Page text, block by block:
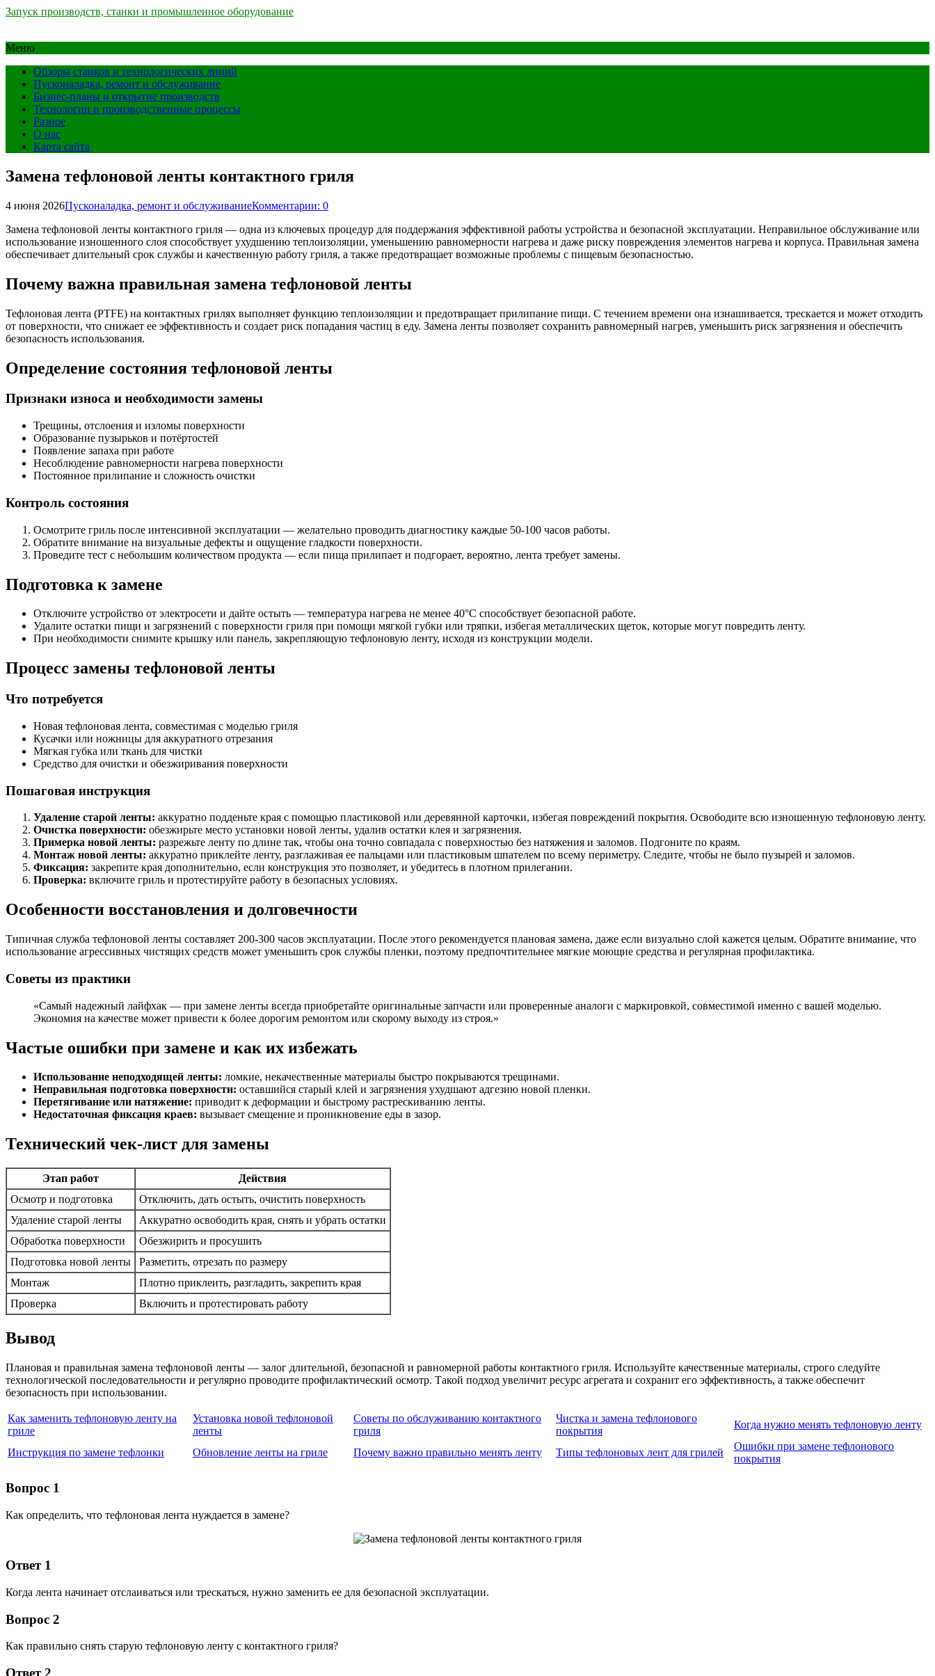
Запуск производств, станки и промышленное оборудование
Меню
Обзоры станков и технологических линий
Пусконаладка, ремонт и обслуживание
Бизнес-планы и открытие производств
Технологии и производственные процессы
Разное
О нас
Карта сайта
Замена тефлоновой ленты контактного гриля
4 июня 2026Пусконаладка, ремонт и обслуживаниеКомментарии: 0
Замена тефлоновой ленты контактного гриля — одна из ключевых процедур для поддержания эффективной работы устройства и безопасной эксплуатации. Неправильное обслуживание или
использование изношенного слоя способствует ухудшению теплоизоляции, уменьшению равномерности нагрева и даже риску повреждения элементов нагрева и корпуса. Правильная замена
обеспечивает длительный срок службы и качественную работу гриля, а также предотвращает возможные проблемы с пищевым безопасностью.
Почему важна правильная замена тефлоновой ленты
Тефлоновая лента (PTFE) на контактных грилях выполняет функцию теплоизоляции и предотвращает прилипание пищи. С течением времени она изнашивается, трескается и может отходить
от поверхности, что снижает ее эффективность и создает риск попадания частиц в еду. Замена ленты позволяет сохранить равномерный нагрев, уменьшить риск загрязнения и обеспечить
безопасность использования.
Определение состояния тефлоновой ленты
Признаки износа и необходимости замены
Трещины, отслоения и изломы поверхности
Образование пузырьков и потёртостей
Появление запаха при работе
Несоблюдение равномерности нагрева поверхности
Постоянное прилипание и сложность очистки
Контроль состояния
Осмотрите гриль после интенсивной эксплуатации — желательно проводить диагностику каждые 50-100 часов работы.
Обратите внимание на визуальные дефекты и ощущение гладкости поверхности.
Проведите тест с небольшим количеством продукта — если пища прилипает и подгорает, вероятно, лента требует замены.
Подготовка к замене
Отключите устройство от электросети и дайте остыть — температура нагрева не менее 40°C способствует безопасной работе.
Удалите остатки пищи и загрязнений с поверхности гриля при помощи мягкой губки или тряпки, избегая металлических щеток, которые могут повредить ленту.
При необходимости снимите крышку или панель, закрепляющую тефлоновую ленту, исходя из конструкции модели.
Процесс замены тефлоновой ленты
Что потребуется
Новая тефлоновая лента, совместимая с моделью гриля
Кусачки или ножницы для аккуратного отрезания
Мягкая губка или ткань для чистки
Средство для очистки и обезжиривания поверхности
Пошаговая инструкция
Удаление старой ленты: аккуратно подденьте края с помощью пластиковой или деревянной карточки, избегая повреждений покрытия. Освободите всю изношенную тефлоновую ленту.
Очистка поверхности: обезжирьте место установки новой ленты, удалив остатки клея и загрязнения.
Примерка новой ленты: разрежьте ленту по длине так, чтобы она точно совпадала с поверхностью без натяжения и заломов. Подгоните по краям.
Монтаж новой ленты: аккуратно приклейте ленту, разглаживая ее пальцами или пластиковым шпателем по всему периметру. Следите, чтобы не было пузырей и заломов.
Фиксация: закрепите края дополнительно, если конструкция это позволяет, и убедитесь в плотном прилегании.
Проверка: включите гриль и протестируйте работу в безопасных условиях.
Особенности восстановления и долговечности
Типичная служба тефлоновой ленты составляет 200-300 часов эксплуатации. После этого рекомендуется плановая замена, даже если визуально слой кажется целым. Обратите внимание, что
использование агрессивных чистящих средств может уменьшить срок службы пленки, поэтому предпочтительнее мягкие моющие средства и регулярная профилактика.
Советы из практики
«Самый надежный лайфхак — при замене ленты всегда приобретайте оригинальные запчасти или проверенные аналоги с маркировкой, совместимой именно с вашей моделью.
Экономия на качестве может привести к более дорогим ремонтом или скорому выходу из строя.»
Частые ошибки при замене и как их избежать
Использование неподходящей ленты: ломкие, некачественные материалы быстро покрываются трещинами.
Неправильная подготовка поверхности: оставшийся старый клей и загрязнения ухудшают адгезию новой пленки.
Перетягивание или натяжение: приводит к деформации и быстрому растрескиванию ленты.
Недостаточная фиксация краев: вызывает смещение и проникновение еды в зазор.
Технический чек-лист для замены
Этап работ
Действия
Осмотр и подготовка
Отключить, дать остыть, очистить поверхность
Удаление старой ленты
Аккуратно освободить края, снять и убрать остатки
Обработка поверхности
Обезжирить и просушить
Подготовка новой ленты
Разметить, отрезать по размеру
Монтаж
Плотно приклеить, разгладить, закрепить края
Проверка
Включить и протестировать работу
Вывод
Плановая и правильная замена тефлоновой ленты — залог длительной, безопасной и равномерной работы контактного гриля. Используйте качественные материалы, строго следуйте
технологической последовательности и регулярно проводите профилактический осмотр. Такой подход увеличит ресурс агрегата и сохранит его эффективность, а также обеспечит
безопасность при использовании.
Как заменить тефлоновую ленту на
гриле
Установка новой тефлоновой
ленты
Советы по обслуживанию контактного
гриля
Чистка и замена тефлонового
покрытия
Когда нужно менять тефлоновую ленту
Инструкция по замене тефлонки Обновление ленты на гриле Почему важно правильно менять ленту Типы тефлоновых лент для грилей
Ошибки при замене тефлонового
покрытия
Вопрос 1
Как определить, что тефлоновая лента нуждается в замене?
Ответ 1
Когда лента начинает отслаиваться или трескаться, нужно заменить ее для безопасной эксплуатации.
Вопрос 2
Как правильно снять старую тефлоновую ленту с контактного гриля?
Ответ 2